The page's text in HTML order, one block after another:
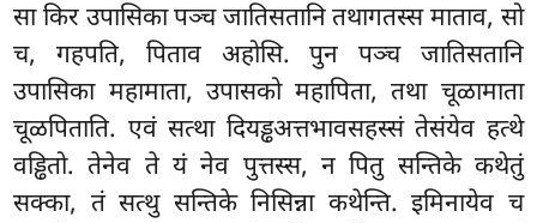
सा किर उपासिका पञ्च जातिसतानि तथागतस्स माताव, सो
च, गहपति, पिताव अहोसि. पुन पञ्च जातिसतानि
उपासिका महामाता, उपासको महापिता, तथा चूळामाता
चूळपिताति. एवं सत्था दियड्ढअत्तभावसहस्सं तेसंयेव हत्थे
वड्ढितो. तेनेव ते यं नेव पुत्तस्स, न पितु सन्तिके कथेतुं
सक्का, तं सत्थु सन्तिके निसिन्ना कथेन्ति. इमिनायेव च